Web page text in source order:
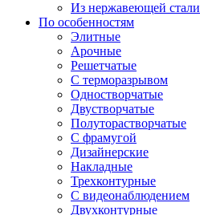
Из нержавеющей стали
По особенностям
Элитные
Арочные
Решетчатые
С терморазрывом
Одностворчатые
Двустворчатые
Полуторастворчатые
С фрамугой
Дизайнерские
Накладные
Трехконтурные
С видеонаблюдением
Двухконтурные